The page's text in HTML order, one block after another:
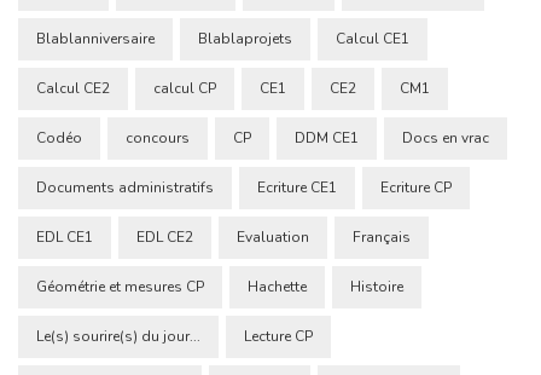
Blablanniversaire Blablaprojets Calcul CE1
Calcul CE2 calcul CP CE1 CE2 CM1
Codéo concours CP DDM CE1 Docs en vrac
Documents administratifs Ecriture CE1 Ecriture CP
EDL CE1 EDL CE2 Evaluation Français
Géométrie et mesures CP Hachette Histoire
Le(s) sourire(s) du jour... Lecture CP